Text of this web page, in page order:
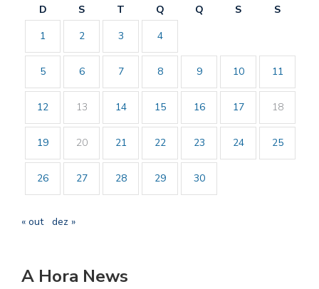
D S T Q Q S
S
1
2 3 4
5 6 7 8 9 10 11
12 13 14 15 16 17 18
19 20 21 22 23 24 25
26 27 28 29 30
« out dez »
A Hora News